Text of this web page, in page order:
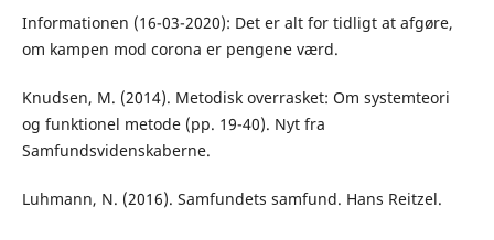
Informationen (16-03-2020): Det er alt for tidligt at afgøre,
om kampen mod corona er pengene værd.
Knudsen, M. (2014). Metodisk overrasket: Om systemteori
og funktionel metode (pp. 19-40). Nyt fra
Samfundsvidenskaberne.
Luhmann, N. (2016). Samfundets samfund. Hans Reitzel.